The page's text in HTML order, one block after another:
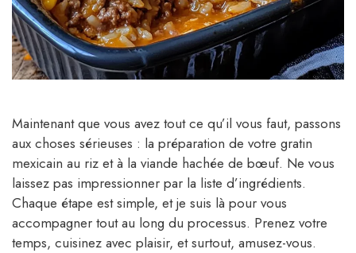
Maintenant que vous avez tout ce qu’il vous faut, passons
aux choses sérieuses : la préparation de votre gratin
mexicain au riz et à la viande hachée de bœuf. Ne vous
laissez pas impressionner par la liste d’ingrédients.
Chaque étape est simple, et je suis là pour vous
accompagner tout au long du processus. Prenez votre
temps, cuisinez avec plaisir, et surtout, amusez-vous.